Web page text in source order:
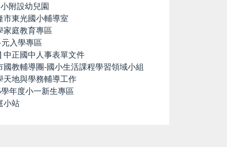
附設幼兒園
東光國小輔導室
家庭教育專區
入學專區
正國中人事表單文件
教輔導團-國小生活課程學習領域小組
地與學務輔導工作
年度小一新生專區
小站